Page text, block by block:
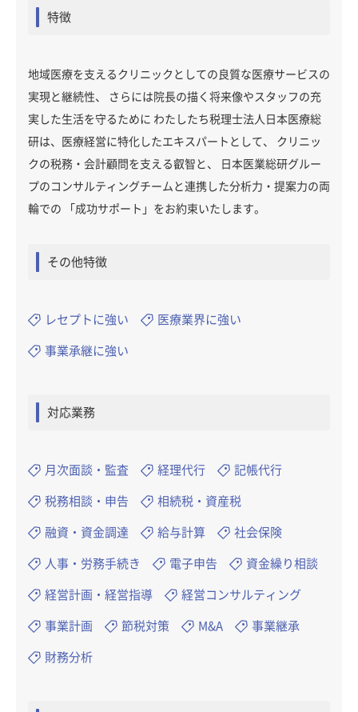
特徴
地域医療を支えるクリニックとしての良質な医療サービスの
実現と継続性、 さらには院長の描く将来像やスタッフの充
実した生活を守るために わたしたち税理士法人日本医療総
研は、医療経営に特化したエキスパートとして、 クリニッ
クの税務・会計顧問を支える叡智と、 日本医業総研グルー
プのコンサルティングチームと連携した分析力・提案力の両
輪での 「成功サポート」をお約束いたします。
その他特徴
レセプトに強い 医療業界に強い
事業承継に強い
対応業務
月次面談・監査 経理代行 記帳代行
税務相談・申告 相続税・資産税
融資・資金調達 給与計算 社会保険
人事・労務手続き 電子申告 資金繰り相談
経営計画・経営指導 経営コンサルティング
事業計画 節税対策 M&A 事業継承
財務分析